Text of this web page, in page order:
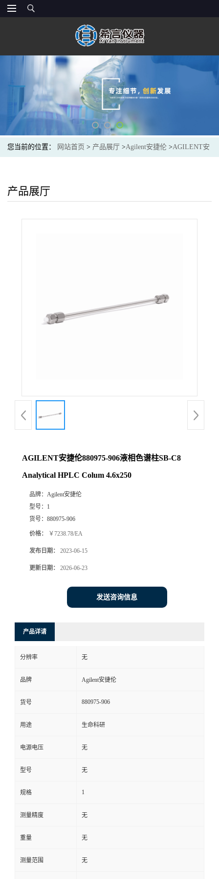
您当前的位置： 网站首页 > 产品展厅 >Agilent安捷伦 >AGILENT安
产品展厅
AGILENT安捷伦880975-906液相色谱柱SB-C8
Analytical HPLC Colum 4.6x250
品牌： Agilent安捷伦
型号： 1
货号： 880975-906
价格： ￥7238.78/EA
发布日期： 2023-06-15
更新日期： 2026-06-23
发送咨询信息
产品详请
分辨率 无
品牌 Agilent安捷伦
货号 880975-906
用途 生命科研
电源电压 无
型号 无
规格 1
测量精度 无
重量 无
测量范围 无